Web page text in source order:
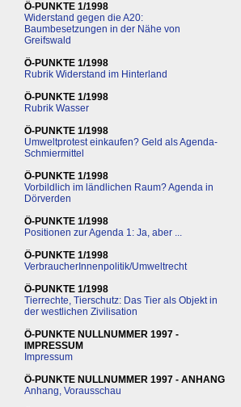
Ö-PUNKTE 1/1998
Widerstand gegen die A20:
Baumbesetzungen in der Nähe von
Greifswald
Ö-PUNKTE 1/1998
Rubrik Widerstand im Hinterland
Ö-PUNKTE 1/1998
Rubrik Wasser
Ö-PUNKTE 1/1998
Umweltprotest einkaufen? Geld als Agenda-
Schmiermittel
Ö-PUNKTE 1/1998
Vorbildlich im ländlichen Raum? Agenda in
Dörverden
Ö-PUNKTE 1/1998
Positionen zur Agenda 1: Ja, aber ...
Ö-PUNKTE 1/1998
VerbraucherInnenpolitik/Umweltrecht
Ö-PUNKTE 1/1998
Tierrechte, Tierschutz: Das Tier als Objekt in
der westlichen Zivilisation
Ö-PUNKTE NULLNUMMER 1997 -
IMPRESSUM
Impressum
Ö-PUNKTE NULLNUMMER 1997 - ANHANG
Anhang, Vorausschau